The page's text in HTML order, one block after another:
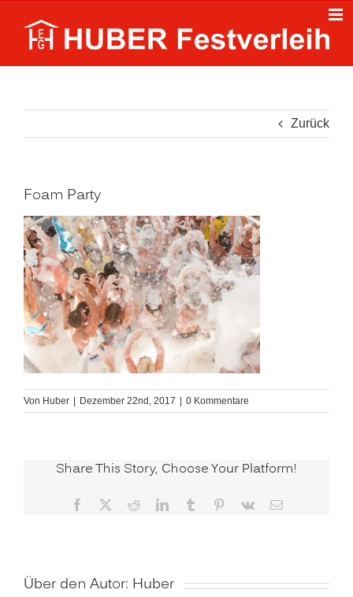
Inhalt
springen
Zurück
Foam Party
Von Huber Dezember 22nd, 2017 0 Kommentare
Share This Story, Choose Your Platform!
Facebook RedditLinkedInTumblr Pinterest
Vk
E-
Über den Autor: Huber